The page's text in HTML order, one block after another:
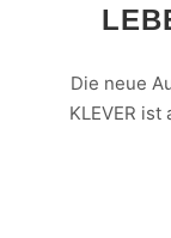
Die neue
KLEVER